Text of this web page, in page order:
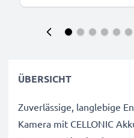
ÜBERSICHT
Zuverlässige, langlebige
Kamera mit CELLONIC